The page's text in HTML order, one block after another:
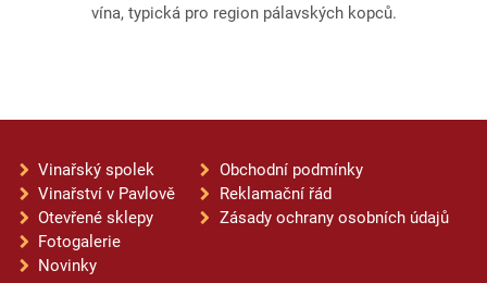
vína, typická pro region pálavských kopců.
Vinařský spolek
Vinařství v Pavlově
Otevřené sklepy
Fotogalerie
Novinky
Obchodní podmínky
Reklamační řád
Zásady ochrany osobních údajů